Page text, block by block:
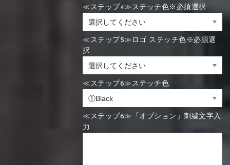
≪ステップ4≫ステッチ色※必須選択
≪ステップ5≫ロゴ ステッチ色※必須選
択
≪ステップ6≫ステッチ色
≪ステップ6≫「オプション」刺繍文字入
力